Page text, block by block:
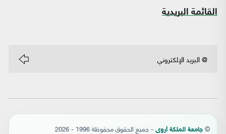
القائمة البريدية
© جامعة الملكة أروى - جميع الحقوق محفوظة 1996 - 2026